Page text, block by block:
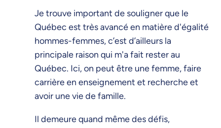
Je trouve important de souligner que le
Québec est très avancé en matière d'égalité
hommes-femmes, c’est d’ailleurs la
principale raison qui m'a fait rester au
Québec. Ici, on peut être une femme, faire
carrière en enseignement et recherche et
avoir une vie de famille.
Il demeure quand même des défis,